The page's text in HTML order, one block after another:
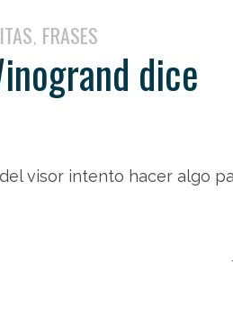
, FRASES
dice
visor intento hacer algo